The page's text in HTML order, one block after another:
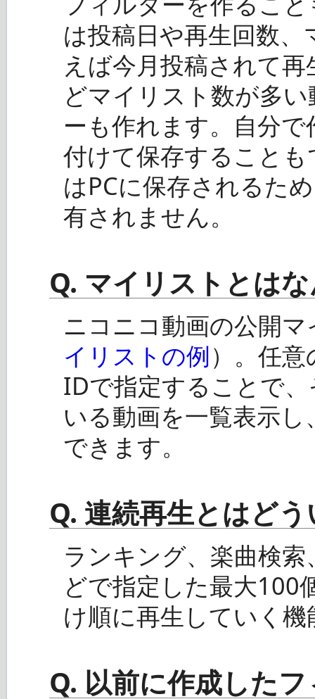
は投稿日や再生回数
えば今月投稿されて
どマイリスト数が多
ーも作れます。自分
付けて保存すること
はPCに保存されるた
有されません。
Q. マイリストとは
ニコニコ動画の公開
イリストの例）。任
IDで指定することで
いる動画を一覧表示し
できます。
Q. 連続再生とはど
ランキング、楽曲検
どで指定した最大100
け順に再生していく
Q. 以前に作成した